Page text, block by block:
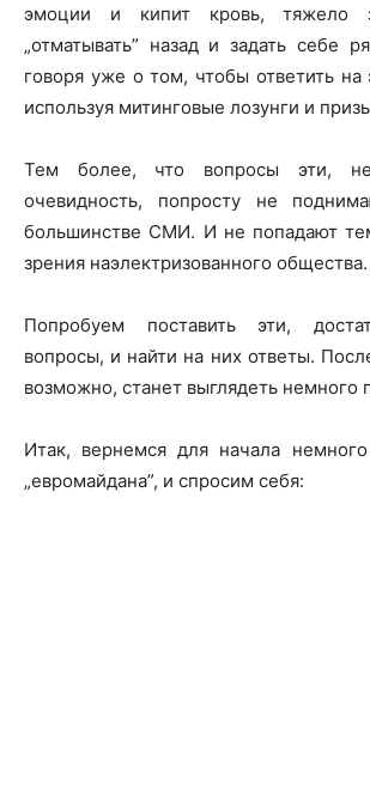
эмоции и кипит кровь, тяжело
„отматывать” назад и задать себе
говоря уже о том, чтобы ответить на
используя митинговые лозунги и
Тем более, что вопросы эти,
очевидность, попросту не
большинстве СМИ. И не попадают
зрения наэлектризованного общества.
Попробуем поставить эти,
вопросы, и найти на них ответы.
возможно, станет выглядеть немного
Итак, вернемся для начала
„евромайдана”, и спросим себя: